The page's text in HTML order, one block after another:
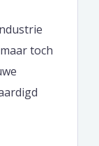
toch